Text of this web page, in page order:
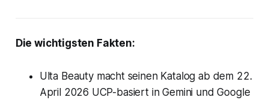
Die wichtigsten Fakten:
Ulta Beautymacht seinen Katalog ab dem 22.
April 2026 UCP-basiert inGemini und Google